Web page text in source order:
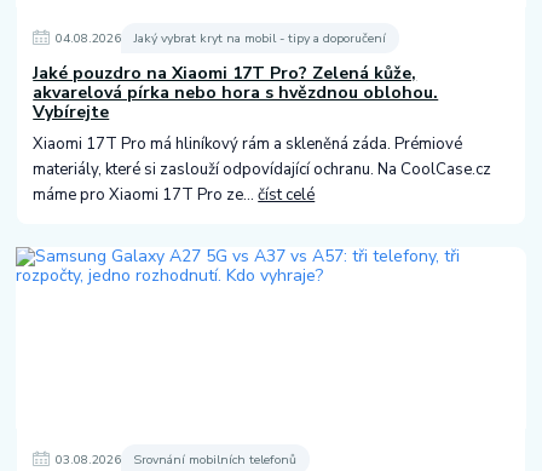
04.08.2026 Jaký vybrat kryt na mobil - tipy a doporučení
Jaké pouzdro na Xiaomi 17T Pro? Zelená kůže,
akvarelová pírka nebo hora s hvězdnou oblohou.
Vybírejte
Xiaomi 17T Pro má hliníkový rám a skleněná záda. Prémiové
materiály, které si zaslouží odpovídající ochranu. Na CoolCase.cz
máme pro Xiaomi 17T Pro ze...číst celé
03.08.2026 Srovnání mobilních telefonů